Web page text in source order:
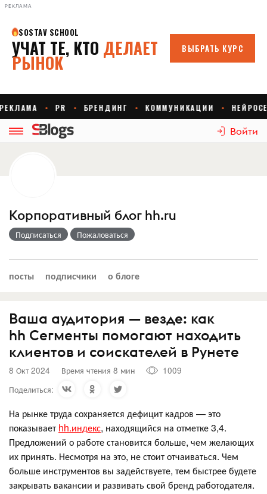
РЕКЛАМА
Войти
Корпоративный блог hh.ru
Подписаться Пожаловаться
посты подписчики о блоге
Ваша аудитория — везде: как
hh Сегменты помогают находить
клиентов и соискателей в Рунете
8 Окт 2024 Время чтения 8 мин
1009
Поделиться:
На рынке труда сохраняется дефицит кадров — это
показывает hh.индекс, находящийся на отметке 3,4.
Предложений о работе становится больше, чем желающих
их принять. Несмотря на это, не стоит отчаиваться. Чем
больше инструментов вы задействуете, тем быстрее будете
закрывать вакансии и развивать свой бренд работодателя.